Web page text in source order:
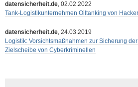
datensicherheit.de, 02.02.2022
Tank-Logistikunternehmen Oiltanking von
datensicherheit.de, 24.03.2019
Logistik: Vorsichtsmaßnahmen zur Sicherung
Zielscheibe von Cyberkriminellen